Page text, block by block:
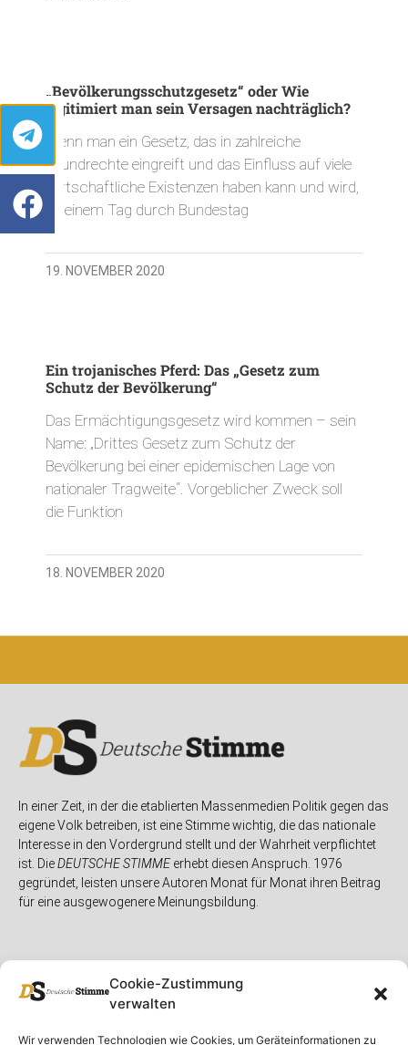
Cookie-Zustimmung
verwalten
Wir verwenden Technologien wie Cookies, um Geräteinformationen zu
„Bevölkerungsschutzgesetz“ oder Wie
legitimiert man sein Versagen nachträglich?
Wenn man ein Gesetz, das in zahlreiche
Grundrechte eingreift und das Einfluss auf viele
wirtschaftliche Existenzen haben kann und wird,
an einem Tag durch Bundestag
19. NOVEMBER 2020
Ein trojanisches Pferd: Das „Gesetz zum
Schutz der Bevölkerung“
Das Ermächtigungsgesetz wird kommen – sein
Name: „Drittes Gesetz zum Schutz der
Bevölkerung bei einer epidemischen Lage von
nationaler Tragweite“. Vorgeblicher Zweck soll
die Funktion
18. NOVEMBER 2020
In einer Zeit, in der die etablierten Massenmedien Politik gegen das
eigene Volk betreiben, ist eine Stimme wichtig, die das nationale
Interesse in den Vordergrund stellt und der Wahrheit verpflichtet
ist. DieDEUTSCHE STIMMEerhebt diesen Anspruch. 1976
gegründet, leisten unsere Autoren Monat für Monat ihren Beitrag
für eine ausgewogenere Meinungsbildung.
Unser MagazinRubriken Rechtliches